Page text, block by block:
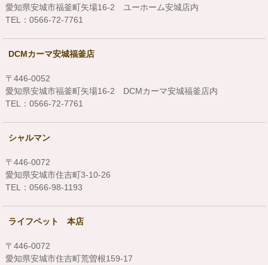
愛知県安城市福釜町矢場16-2 ユーホーム安城店内
TEL：0566-72-7761
DCMカーマ安城福釜店
〒446-0052
愛知県安城市福釜町矢場16-2 DCMカーマ安城福釜店内
TEL：0566-72-7761
シャルマン
〒446-0072
愛知県安城市住吉町3-10-26
TEL：0566-98-1193
ライフペット 本店
〒446-0072
愛知県安城市住吉町荒曽根159-17